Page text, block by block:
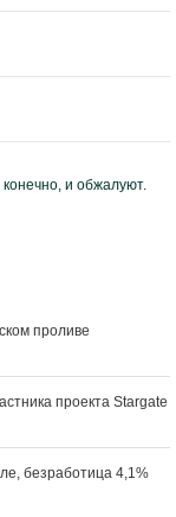
и обжалуют.
проливе
проекта Stargate
безработица 4,1%